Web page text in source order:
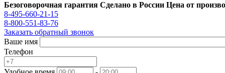
Безоговорочная гарантия Сделано в России Цена от
8-495-660-21-15
8-800-551-83-76
Заказать обратный звонок
Ваше имя
Телефон